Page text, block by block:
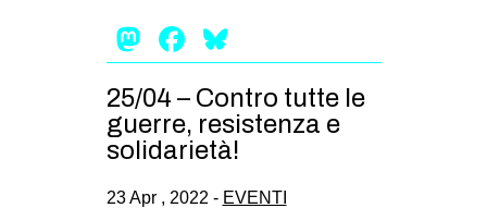
tw
Mastodon
Facebook
25/04 – Contro tutte le
guerre, resistenza e
solidarietà!
23 Apr , 2022 - EVENTI